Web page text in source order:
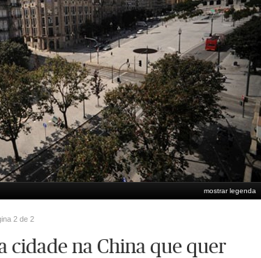
mostrar legenda
2 de 2
cidade na China que quer